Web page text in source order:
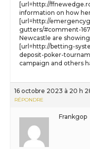
[url=http://
information on how
[url=http://
gutters/#comment-
Newcastle are
[url=http://betting-
deposit-poker-
campaign and others
16 octobre 2023 à 20 h
RÉPONDRE
Frankgop